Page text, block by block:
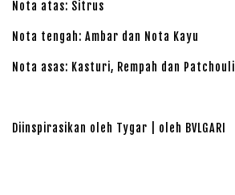
Nota atas: Sitrus
Nota tengah: Ambar dan Nota Kayu
Nota asas: Kasturi, Rempah dan Patchouli
Diinspirasikan oleh Tygar | oleh BVLGARI